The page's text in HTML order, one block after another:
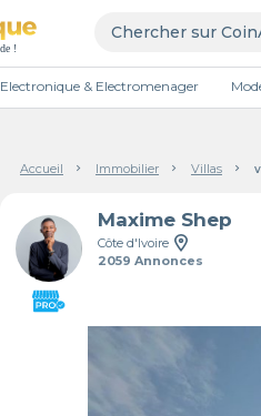
Electronique & Electromenager
Accueil Immobilier Villas
Maxime Shep
Côte d'Ivoire
2059 Annonces